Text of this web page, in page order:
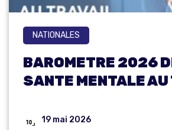
NATIONALES
BAROMETRE 2026
SANTE MENTALE
19 mai 2026